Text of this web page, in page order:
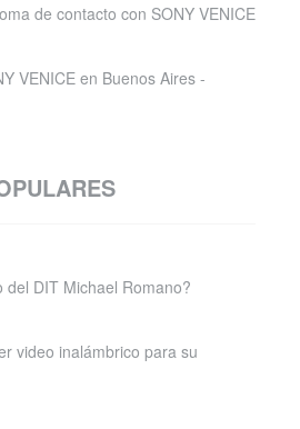
de contacto con SONY VENICE
VENICE en Buenos Aires -
del DIT Michael Romano?
video inalámbrico para su